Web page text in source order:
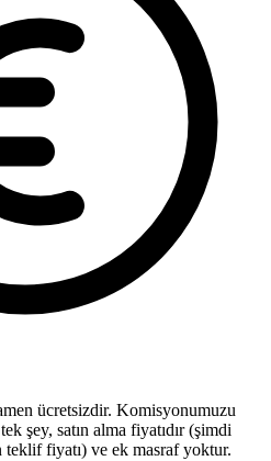
ücretsizdir. Komisyonumuzu
şey, satın alma fiyatıdır (şimdi
teklif fiyatı) ve ek masraf yoktur.